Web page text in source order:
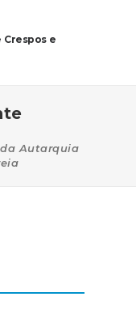
Crespos e
Autarquia